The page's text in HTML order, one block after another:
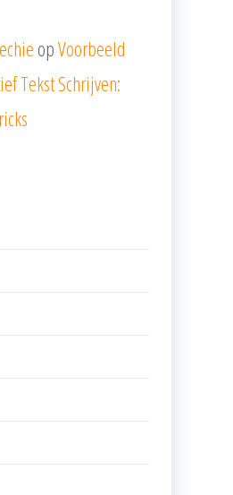
opVoorbeeld
Tekst Schrijven: